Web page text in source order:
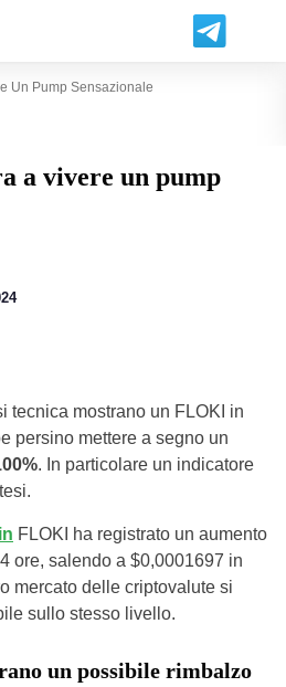
Un Pump Sensazionale
a vivere un pump
tecnica mostrano un FLOKI in
persino mettere a segno un
. In particolare un indicatore
FLOKI ha registrato un aumento
ore, salendo a $0,0001697 in
mercato delle criptovalute si
sullo stesso livello.
un possibile rimbalzo